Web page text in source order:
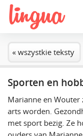
« wszystkie teksty
Sporten en
Marianne en
arts worden.
met sport bezig. Ze